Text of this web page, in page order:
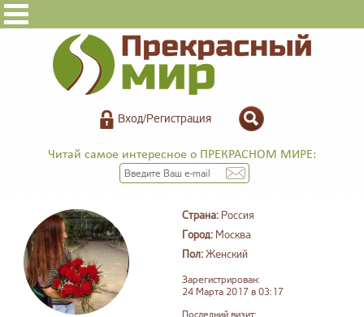
Вход/Регистрация
Читай самое интересное о ПРЕКРАСНОМ МИРЕ:
Страна: Россия
Город: Москва
Пол:Женский
Зарегистрирован:
24 Марта 2017 в 03:17